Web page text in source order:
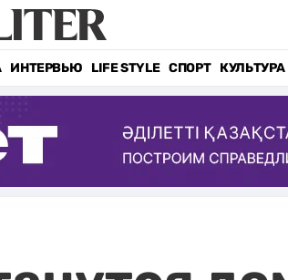
ИНТЕРВЬЮ LIFE STYLE СПОРТ КУЛЬТУРА